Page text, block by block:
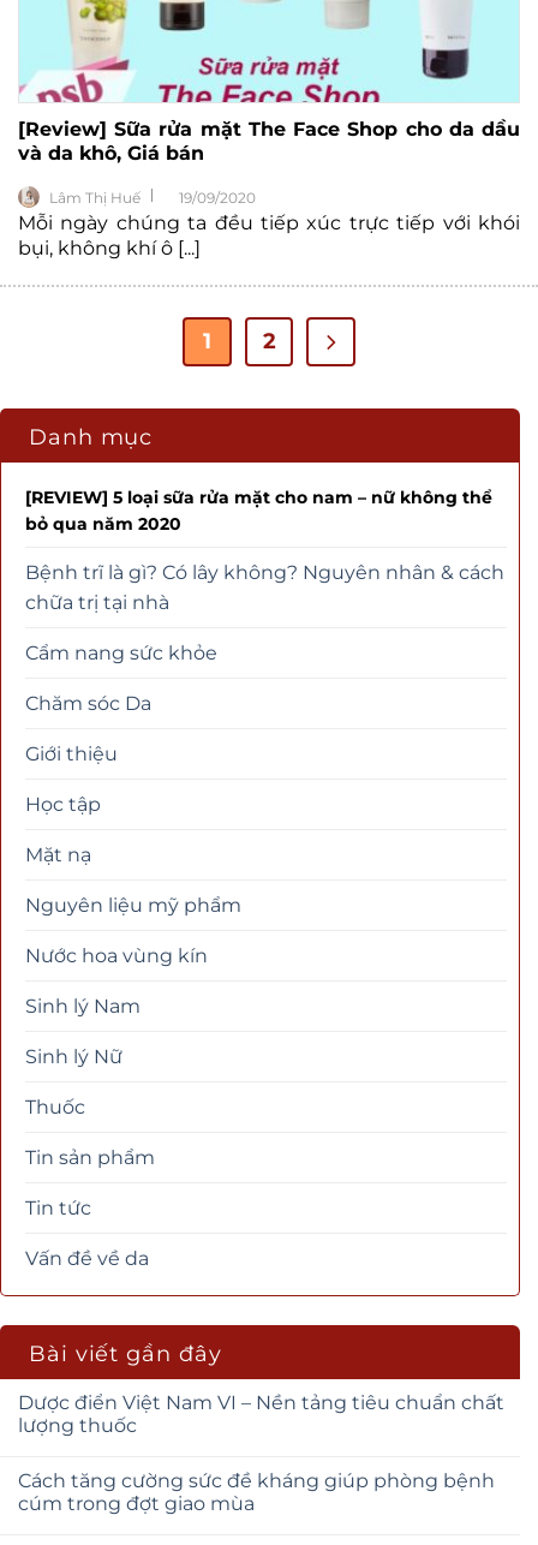
[Review] Sữa rửa mặt The Face Shop cho da dầu
và da khô, Giá bán
Lâm Thị Huế 19/09/2020
Mỗi ngày chúng ta đều tiếp xúc trực tiếp với khói
bụi, không khí ô [...]
1 2
Danh mục
[REVIEW] 5 loại sữa rửa mặt cho nam – nữ không thể
bỏ qua năm 2020
Bệnh trĩ là gì? Có lây không? Nguyên nhân & cách
chữa trị tại nhà
Cẩm nang sức khỏe
Chăm sóc Da
Giới thiệu
Học tập
Mặt nạ
Nguyên liệu mỹ phẩm
Nước hoa vùng kín
Sinh lý Nam
Sinh lý Nữ
Thuốc
Tin sản phẩm
Tin tức
Vấn đề về da
Bài viết gần đây
Dược điển Việt Nam VI – Nền tảng tiêu chuẩn chất
lượng thuốc
Cách tăng cường sức đề kháng giúp phòng bệnh
cúm trong đợt giao mùa